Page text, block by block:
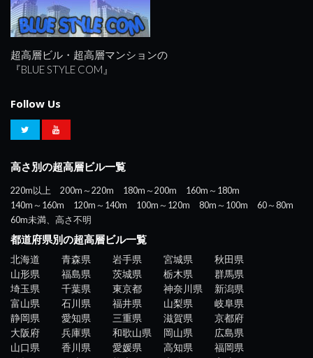
超高層ビル・超高層マンションの
『BLUE STYLE COM』
Follow Us
高さ別の超高層ビル一覧
220m以上 200m～220m 180m～200m
160m～180m
140m～160m
120m～140m 100m～120m 80m～100m
60～80m
60m未満、高さ不明
都道府県別の超高層ビル一覧
北海道 青森県 岩手県 宮城県
秋田県
山形県
福島県 茨城県 栃木県
群馬県
埼玉県
千葉県 東京都 神奈川県
新潟県
富山県
石川県 福井県 山梨県
岐阜県
静岡県
愛知県 三重県 滋賀県
京都府
大阪府
兵庫県 和歌山県 岡山県
広島県
山口県
香川県 愛媛県 高知県
福岡県